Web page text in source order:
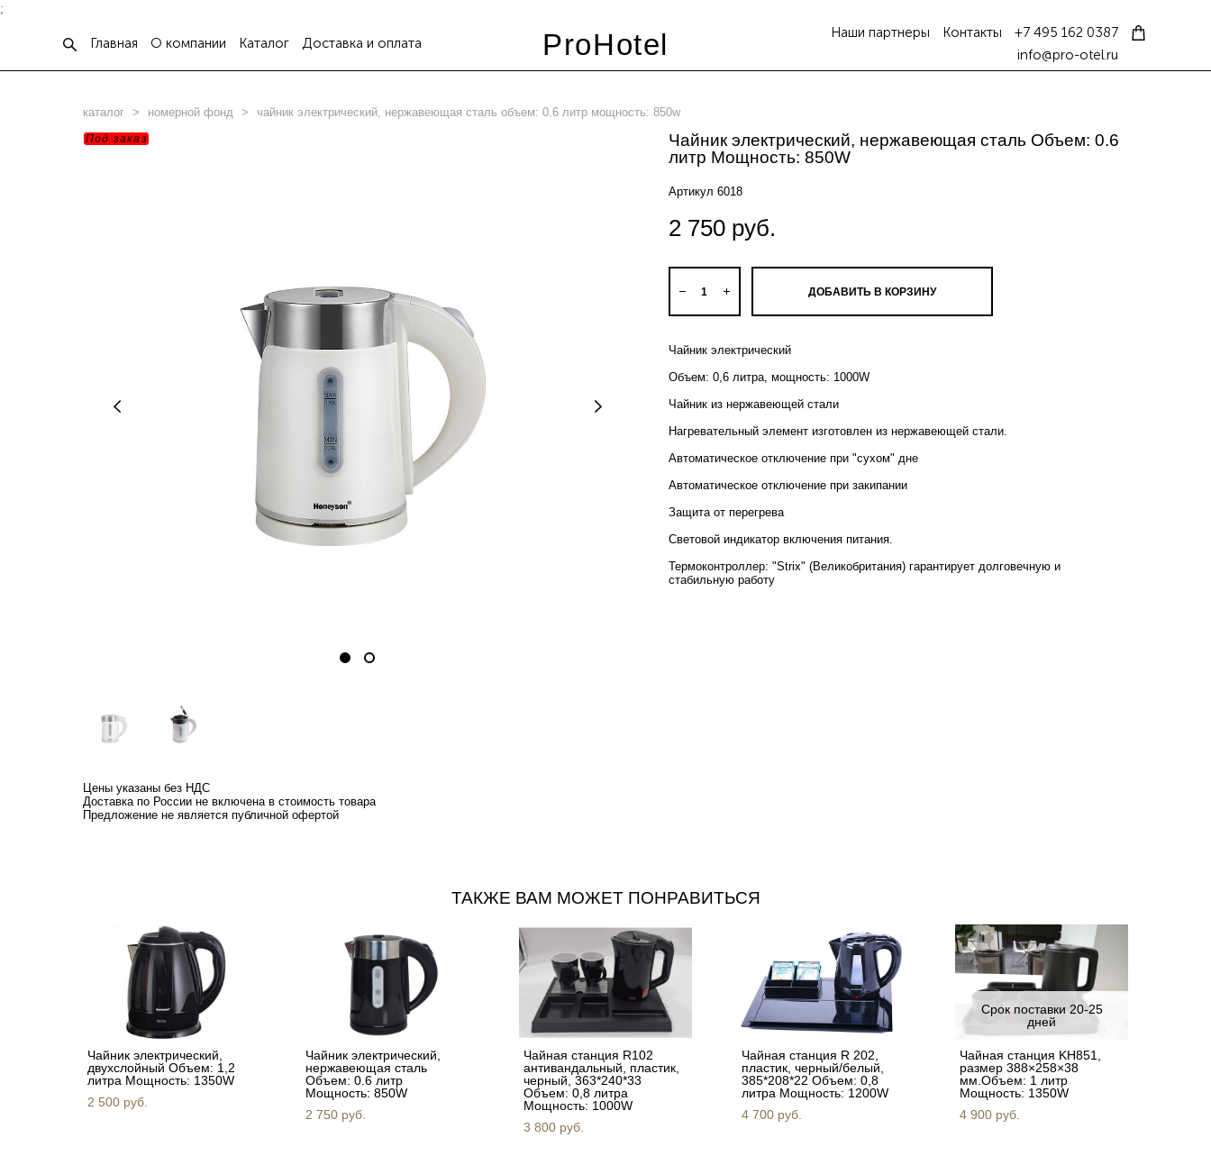
;
Главная О компании Каталог Доставка и оплата ProHotel Наши партнеры Контакты
+7 495 162 0387
info@pro-otel.ru
каталог > номерной фонд > чайник электрический, нержавеющая сталь объем: 0.6 литр мощность: 850w
Под заказ
Чайник электрический, нержавеющая сталь Объем: 0.6
литр Мощность: 850W
Артикул 6018
2 750 pуб.
ДОБАВИТЬ В КОРЗИНУ
Чайник электрический
Объем: 0,6 литра, мощность: 1000W
Чайник из нержавеющей стали
Нагревательный элемент изготовлен из нержавеющей стали.
Автоматическое отключение при "сухом" дне
Автоматическое отключение при закипании
Защита от перегрева
Световой индикатор включения питания.
Термоконтроллер: "Strix" (Великобритания) гарантирует долговечную и
стабильную работу
Цены указаны без НДС
Доставка по России не включена в стоимость товара
​Предложение не является публичной офертой
ТАКЖЕ ВАМ МОЖЕТ ПОНРАВИТЬСЯ
Чайник электрический,
двухслойный Объем: 1,2
литра Мощность: 1350W
2 500 pуб.
Чайник электрический,
нержавеющая сталь
Объем: 0.6 литр
Мощность: 850W
2 750 pуб.
Чайная станция R102
антивандальный, пластик,
черный, 363*240*33
Объем: 0,8 литра
Мощность: 1000W
3 800 pуб.
Чайная станция R 202,
пластик, черный/белый,
385*208*22 Объем: 0,8
литра Мощность: 1200W
4 700 pуб.
Срок поставки 20-25
дней
Чайная станция KH851,
размер 388×258×38
мм.Объем: 1 литр
Мощность: 1350W
4 900 pуб.